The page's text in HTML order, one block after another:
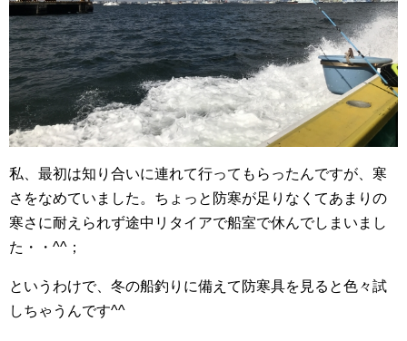
私、最初は知り合いに連れて行ってもらったんですが、寒
さをなめていました。ちょっと防寒が足りなくてあまりの
寒さに耐えられず途中リタイアで船室で休んでしまいまし
た・・^^；
というわけで、冬の船釣りに備えて防寒具を見ると色々試
しちゃうんです^^